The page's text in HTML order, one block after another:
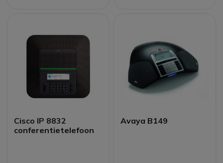
Cisco IP 8832
conferentietelefoon
Avaya B149